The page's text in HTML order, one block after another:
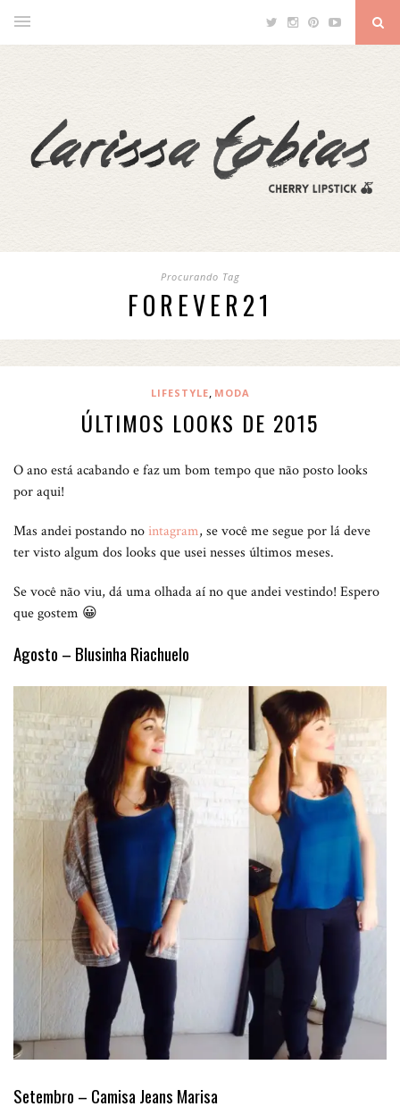
Procurando Tag
FOREVER21
LIFESTYLE, MODA
ÚLTIMOS LOOKS DE 2015
O ano está acabando e faz um bom tempo que não posto looks
por aqui!
Mas andei postando nointagram, se você me segue por lá deve
ter visto algum dos looks que usei nesses últimos meses.
Se você não viu, dá uma olhada aí no que andei vestindo! Espero
que gostem 😀
Agosto – Blusinha Riachuelo
Setembro – Camisa Jeans Marisa